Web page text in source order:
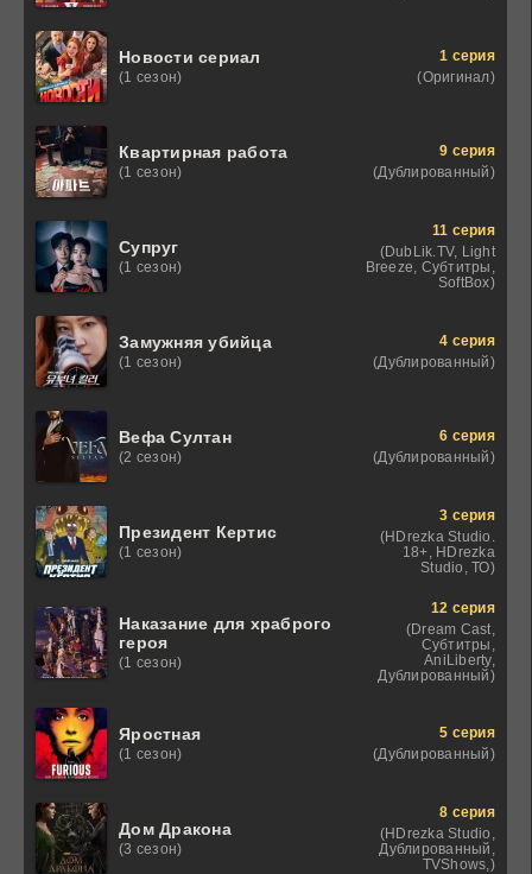
Новости сериал
(1 сезон)
1 серия
(Оригинал)
Квартирная работа
(1 сезон)
9 серия
(Дублированный)
Супруг
(1 сезон)
11 серия
(DubLik.TV, Light
Breeze, Субтитры,
SoftBox)
Замужняя убийца
(1 сезон)
4 серия
(Дублированный)
Вефа Султан
(2 сезон)
6 серия
(Дублированный)
Президент Кертис
(1 сезон)
3 серия
(HDrezka Studio.
18+, HDrezka
Studio, ТО)
Наказание для храброго
героя
(1 сезон)
12 серия
(Dream Cast,
Субтитры,
AniLiberty,
Дублированный)
Яростная
(1 сезон)
5 серия
(Дублированный)
Дом Дракона
(3 сезон)
8 серия
(HDrezka Studio,
Дублированный,
TVShows,)